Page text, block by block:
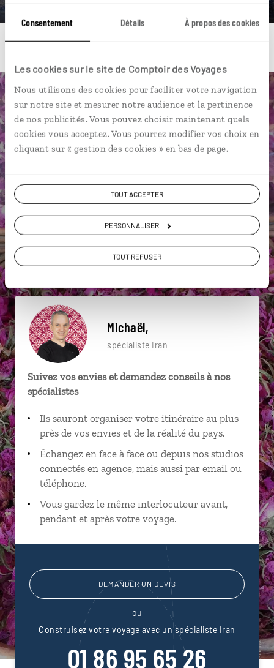
Consentement Détails À propos des cookies
Les cookies sur le site de Comptoir des Voyages
Nous utilisons des cookies pour faciliter votre navigation
sur notre site et mesurer notre audience et la pertinence
de nos publicités. Vous pouvez choisir maintenant quels
cookies vous acceptez. Vous pourrez modifier vos choix en
cliquant sur « gestion des cookies » en bas de page.
TOUT ACCEPTER
PERSONNALISER
TOUT REFUSER
Une envie de voyage
particulière ?
Bâgh-e-Dôlat-âbâd Bazar royal d’Ispahan
Bazar de Kashan Bazar-e Vakil Ispahan
Bagh-E-Narenjestan
Michaël,
spécialiste Iran
Suivez vos envies et demandez conseils à nos
spécialistes
Ils sauront organiser votre itinéraire au plus
près de vos envies et de la réalité du pays.
Échangez en face à face ou depuis nos studios
connectés en agence, mais aussi par email ou
téléphone.
Vous gardez le même interlocuteur avant,
pendant et après votre voyage.
DEMANDER UN DEVIS
ou
Construisez votre voyage avec un spécialiste Iran
01 86 95 65 26